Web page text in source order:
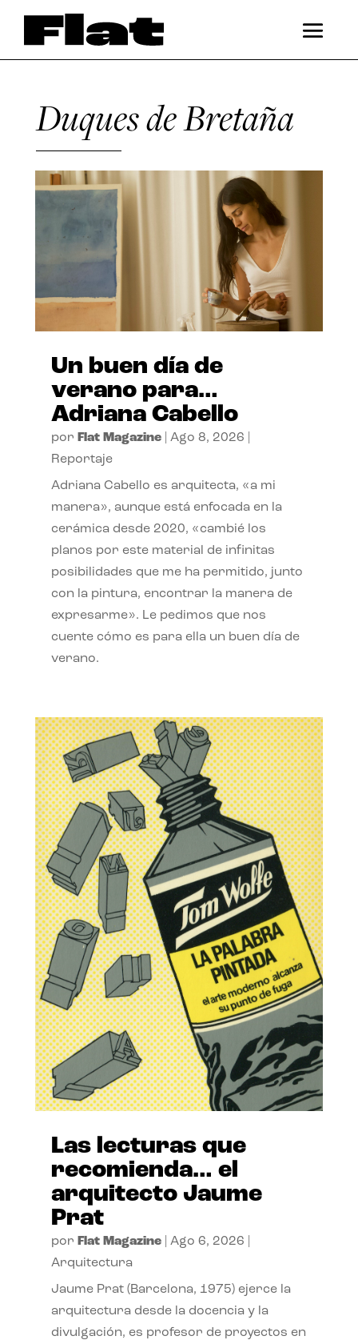
Duques de Bretaña
Un buen día de
verano para…
Adriana Cabello
por Flat Magazine| Ago 8, 2026
Reportaje
Adriana Cabello es arquitecta, «a mi
manera», aunque está enfocada en la
cerámica desde 2020, «cambié los
planos por este material de infinitas
posibilidades que me ha permitido, junto
con la pintura, encontrar la manera de
expresarme». Le pedimos que nos
cuente cómo es para ella un buen día de
verano.
Las lecturas que
recomienda… el
arquitecto Jaume
Prat
por Flat Magazine| Ago 6, 2026
Arquitectura
Jaume Prat (Barcelona, 1975) ejerce la
arquitectura desde la docencia y la
divulgación, es profesor de proyectos en